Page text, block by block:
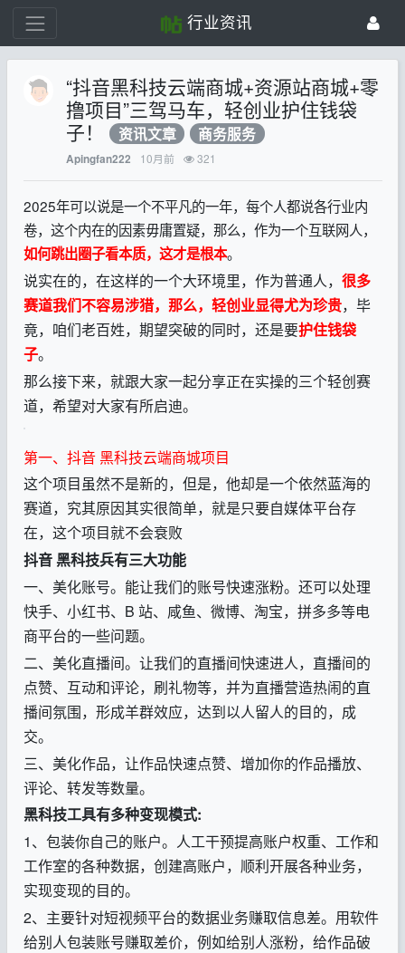
行业资讯
“抖音黑科技云端商城+资源站商城+零
撸项目”三驾马车，轻创业护住钱袋
子！ 资讯文章 商务服务
Apingfan222 10月前 321
2025年可以说是一个不平凡的一年，每个人都说各行业内
卷，这个内在的因素毋庸置疑，那么，作为一个互联网人，
如何跳出圈子看本质，这才是根本。
说实在的，在这样的一个大环境里，作为普通人， 很多
赛道我们不容易涉猎，那么，轻创业显得尤为珍贵，毕
竟，咱们老百姓，期望突破的同时，还是要护住钱袋
子。
那么接下来，就跟大家一起分享正在实操的三个轻创赛
道，希望对大家有所启迪。
第一、抖音 黑科技云端商城项目
这个项目虽然不是新的，但是，他却是一个依然蓝海的
赛道，究其原因其实很简单，就是只要自媒体平台存
在，这个项目就不会衰败
抖音 黑科技兵有三大功能
一、美化账号。能让我们的账号快速涨粉。还可以处理
快手、小红书、B 站、咸鱼、微博、淘宝，拼多多等电
商平台的一些问题。
二、美化直播间。让我们的直播间快速进人，直播间的
点赞、互动和评论，刷礼物等，并为直播营造热闹的直
播间氛围，形成羊群效应，达到以人留人的目的，成
交。
三、美化作品，让作品快速点赞、增加你的作品播放、
评论、转发等数量。
黑科技工具有多种变现模式:
1、包装你自己的账户。人工干预提高账户权重、工作和
工作室的各种数据，创建高账户，顺利开展各种业务，
实现变现的目的。
2、主要针对短视频平台的数据业务赚取信息差。用软件
给别人包装账号赚取差价，例如给别人涨粉，给作品破